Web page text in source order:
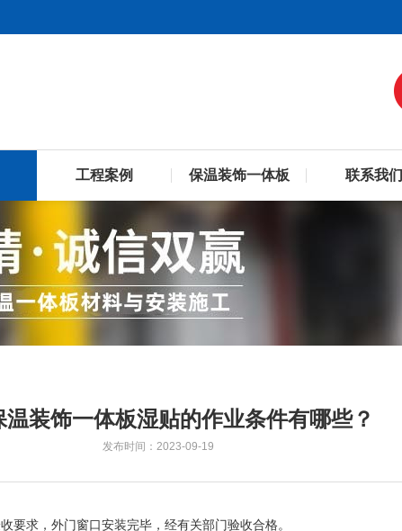
工程案例 保温装饰一体板 联系我们
温装饰一体板湿贴的作业条件有哪些？
发布时间：2023-09-19
要求，外门窗口安装完毕，经有关部门验收合格。